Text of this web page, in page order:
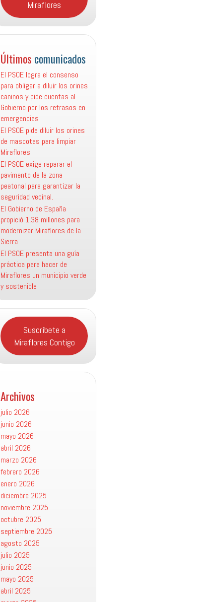
Miraflores
Últimos comunicados
El PSOE logra el consenso
para obligar a diluir los orines
caninos y pide cuentas al
Gobierno por los retrasos en
emergencias
El PSOE pide diluir los orines
de mascotas para limpiar
Miraflores
El PSOE exige reparar el
pavimento de la zona
peatonal para garantizar la
seguridad vecinal.
El Gobierno de España
propició 1,38 millones para
modernizar Miraflores de la
Sierra
El PSOE presenta una guía
práctica para hacer de
Miraflores un municipio verde
y sostenible
Suscríbete a
Miraflores Contigo
Archivos
julio 2026
junio 2026
mayo 2026
abril 2026
marzo 2026
febrero 2026
enero 2026
diciembre 2025
noviembre 2025
octubre 2025
septiembre 2025
agosto 2025
julio 2025
junio 2025
mayo 2025
abril 2025